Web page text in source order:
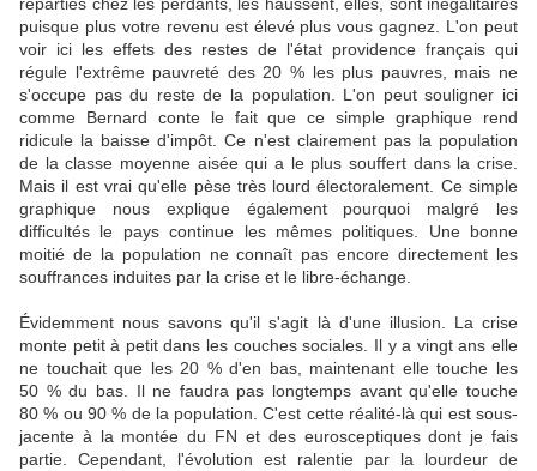
puisque plus votre revenu est élevé plus vous gagnez. L'on peut
voir ici les effets des restes de l'état providence français qui
régule l'extrême pauvreté des 20 % les plus pauvres, mais ne
s'occupe pas du reste de la population. L'on peut souligner ici
comme Bernard conte le fait que ce simple graphique rend
ridicule la baisse d'impôt. Ce n'est clairement pas la population
de la classe moyenne aisée qui a le plus souffert dans la crise.
Mais il est vrai qu'elle pèse très lourd électoralement. Ce simple
graphique nous explique également pourquoi malgré les
difficultés le pays continue les mêmes politiques. Une bonne
moitié de la population ne connaît pas encore directement les
souffrances induites par la crise et le libre-échange.
Évidemment nous savons qu'il s'agit là d'une illusion. La crise
monte petit à petit dans les couches sociales. Il y a vingt ans elle
ne touchait que les 20 % d'en bas, maintenant elle touche les
50 % du bas. Il ne faudra pas longtemps avant qu'elle touche
80 % ou 90 % de la population. C'est cette réalité-là qui est sous-
jacente à la montée du FN et des eurosceptiques dont je fais
partie. Cependant, l'évolution est ralentie par la lourdeur de